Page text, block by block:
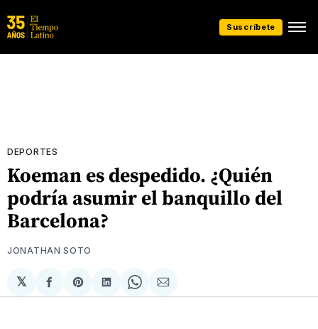
Suscríbete
DEPORTES
Koeman es despedido. ¿Quién
podría asumir el banquillo del
Barcelona?
JONATHAN SOTO
𝕏
Compartir
en
Share
on
Compartir
en
Share
on
Compartir
via